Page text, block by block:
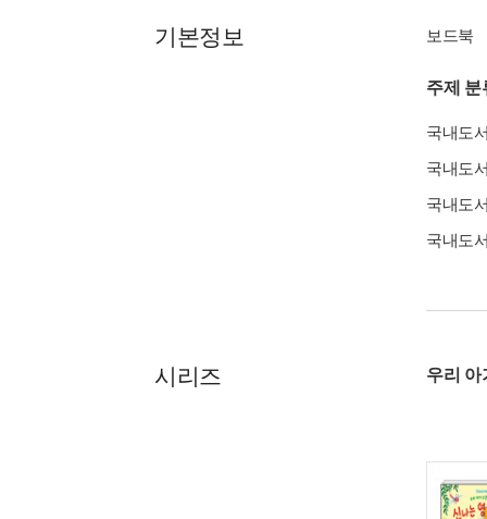
기본정보 보드북
주제 분
국내도
국내도
국내도
국내도
시리즈 우리 아